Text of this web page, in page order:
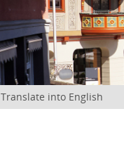
Translate into English